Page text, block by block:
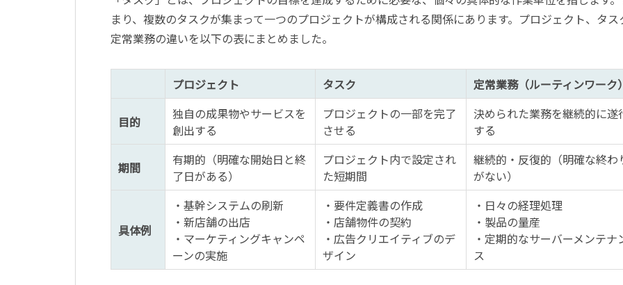
まり、複数のタスクが集まって一つのプロジェクトが構成される関係にあります。プロジェクト、タス
定常業務の違いを以下の表にまとめました。
プロジェクト タスク 定常業務（ルーティンワーク）
目的
独自の成果物やサービスを
創出する
プロジェクトの一部を完了
させる
決められた業務を継続的に遂
する
期間
有期的（明確な開始日と終
了日がある）
プロジェクト内で設定され
た短期間
継続的・反復的（明確な終わ
がない）
具体例
・基幹システムの刷新
・新店舗の出店
・マーケティングキャンペ
ーンの実施
・要件定義書の作成
・店舗物件の契約
・広告クリエイティブのデ
ザイン
・日々の経理処理
・製品の量産
・定期的なサーバーメンテナ
ス